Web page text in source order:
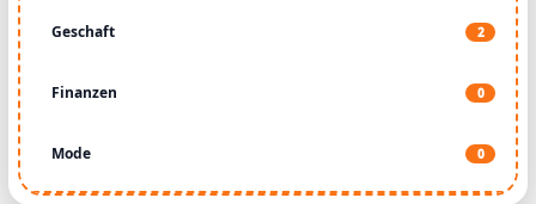
Geschaft 2
Finanzen 0
Mode 0